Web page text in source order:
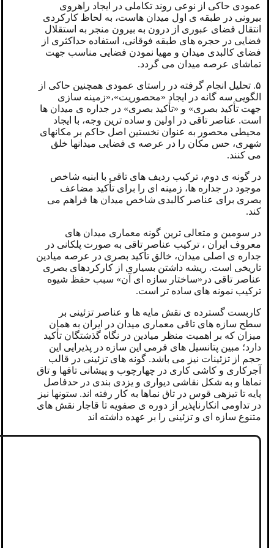
عمودی حاکی از نوعی روند تکاملی در ایجاد راهروی
بیرونی در طبقه ی اول میدان هاست، به لحاظ کارکردی
انتقال فضای عبوری از درون به بیرون منجر به استقلال
فضایی در حجره های طبقه فوقانی، استفاده حداکثری از
فضای کالبدی میدان و مهیا نمودن فضایی مناسب جهت
تماشای عرصه میدان می گردد.
۵. تحلیل انجام گرفته در راستای عمودی همچنین حاکی از
الگویی سه گانه در ایجاد «محصوریت»،«زمینه سازی
جهت تأكید بصری» و «تأکید بصری» در جداره ی میدان ها
است. عناصر تاقی در اولین و ساده ترین وجه، با ایجاد
محیطی محصور به عنوان نخستین اصل حاکم بر مکانهای
شهری، حس مکان را در عرصه ی فضایی میدانها خلق
می کنند.
در گونه ی دوم، ترکیب ردیف های تاقی با ابنیه شاخص
موجود در جداره ها، زمینه ای را برای تأکید مضاعف
بصری برای عناصر کالبدی شاخص میدان ها فراهم می
کند.
در سومین و متعالی ترین گونه معماری میدان های
معروف ایران ، ترکیب عناصر تاقی به صورت پلکانی در
جداره ی اصلی میدان، خالق تأکید بصری در عرصه میادین
تاریخی است. ریشه داشتن بسیاری از کارکردهای بصری
عناصر تاقی در«ساختار سازه ای آن» سبب حفظ شیوه
ترکیب نمونه های ساده تر است.
کاربست گسترده ی نقش مایه ها و عناصر تزئینی بر
سطح سازه های تاقی معماری میدان در ایران به همان
میزان که بر اهمیت منظر میادین در نگاه گذشتگان تأکید
دارد؛ مبین پتانسیل های فرمی این سازه در پذیرایی این
حجم از تزئینات نیز می باشد. گونه های تزئینی در قالب
آجرکاری و کاشی کاری در چهارچوب و پیشانی تاقها و تاق
نماها و به شکل نقاشی دیواری و یزدی بندی در حدفاصل
پایه تا تیزهی قوس در تاق نماها به کار رفته اند. ستونها نیز
در تداومی انکارناپذیر از دوره ی صفویه تا قاجار نقش های
متنوع سازه ای و تزئینی را بر عهده داشته اند